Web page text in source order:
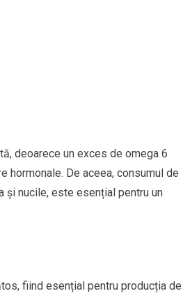
deoarece un exces de omega 6
hormonale. De aceea, consumul de
și nucile, este esențial pentru un
fiind esențial pentru producția de